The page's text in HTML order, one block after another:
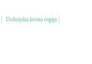
Dobojska lovna regija